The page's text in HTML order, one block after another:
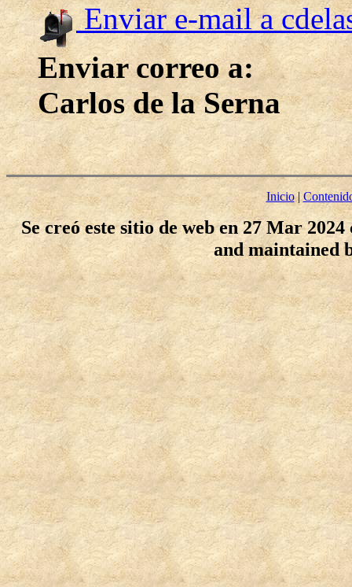
Enviar e-mail a
Enviar correo a:
Carlos de la Serna
Inicio|
Se creó este sitio de web en 27 Mar
and maintained